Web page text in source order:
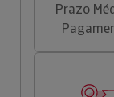
Prazo